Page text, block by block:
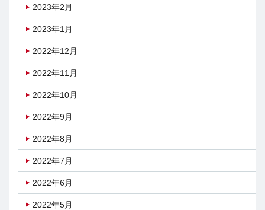
2023年2月
2023年1月
2022年12月
2022年11月
2022年10月
2022年9月
2022年8月
2022年7月
2022年6月
2022年5月